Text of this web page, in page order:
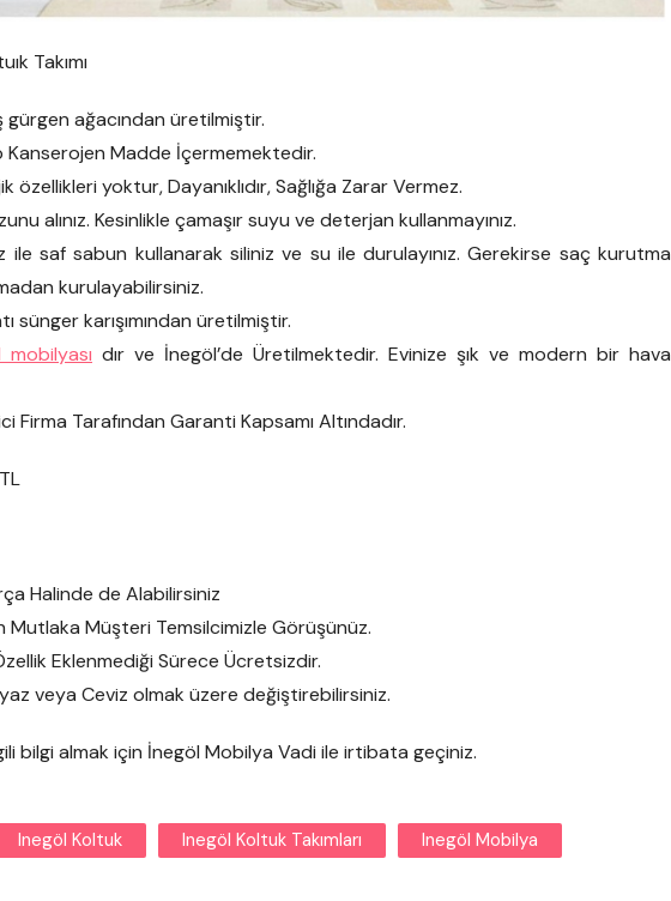
Takımı
gürgen ağacından üretilmiştir.
Kanserojen Madde İçermemektedir.
özellikleri yoktur, Dayanıklıdır, Sağlığa Zarar Vermez.
alınız. Kesinlikle çamaşır suyu ve deterjan kullanmayınız.
saf sabun kullanarak siliniz ve su ile durulayınız. Gerekirse saç kurutma
kurulayabilirsiniz.
sünger karışımından üretilmiştir.
mobilyası dır ve İnegöl’de Üretilmektedir. Evinize şık ve modern bir hava
Firma Tarafından Garanti Kapsamı Altındadır.
Halinde de Alabilirsiniz
Mutlaka Müşteri Temsilcimizle Görüşünüz.
Eklenmediği Sürece Ücretsizdir.
veya Ceviz olmak üzere değiştirebilirsiniz.
bilgi almak için İnegöl Mobilya Vadi ile irtibata geçiniz.
Inegöl Koltuk Inegöl Koltuk Takımları
Inegöl Mobilya